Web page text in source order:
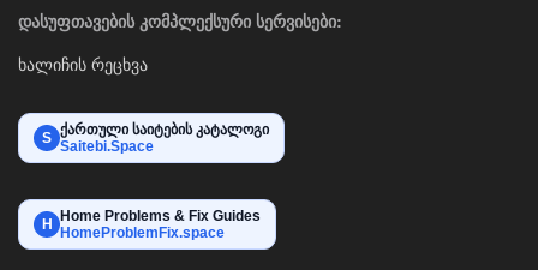
დასუფთავების კომპლექსური სერვისები:
ხალიჩის რეცხვა
S ქართული საიტების კატალოგი
Saitebi.Space
H Home Problems & Fix Guides
HomeProblemFix.space